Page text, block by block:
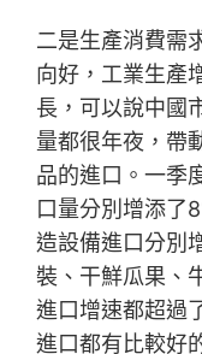
二是生產消費需
向好，工業生產
長，可以說中國
量都很年夜，帶
品的進口。一季
口量分別增添了
造設備進口分別
裝、干鮮瓜果、
進口增速都超過
進口都有比較好